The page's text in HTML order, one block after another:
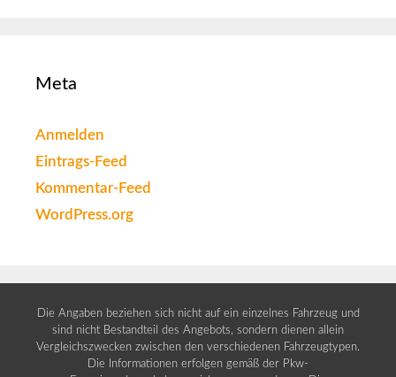
Meta
Anmelden
Eintrags-Feed
Kommentar-Feed
WordPress.org
Die Angaben beziehen sich nicht auf ein einzelnes Fahrzeug und
sind nicht Bestandteil des Angebots, sondern dienen allein
Vergleichszwecken zwischen den verschiedenen Fahrzeugtypen.
Die Informationen erfolgen gemäß der Pkw-